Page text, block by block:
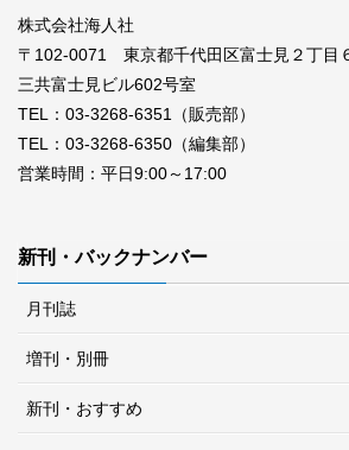
株式会社海人社
〒102-0071 東京都千代田区富士見２丁目
三共富士見ビル602号室
TEL：03-3268-6351（販売部）
TEL：03-3268-6350（編集部）
営業時間：平日9:00～17:00
新刊・バックナンバー
月刊誌
増刊・別冊
新刊・おすすめ